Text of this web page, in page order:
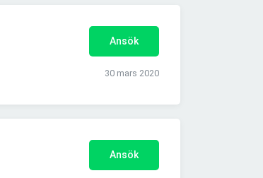
Ansök
30 mars 2020
Ansök